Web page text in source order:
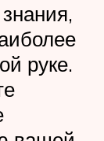
руке.